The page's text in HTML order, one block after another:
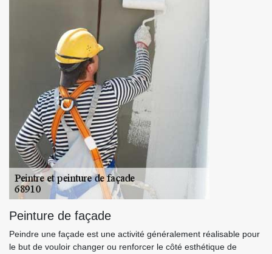
Peinture de façade
Peindre une façade est une activité généralement réalisable pour
le but de vouloir changer ou renforcer le côté esthétique de